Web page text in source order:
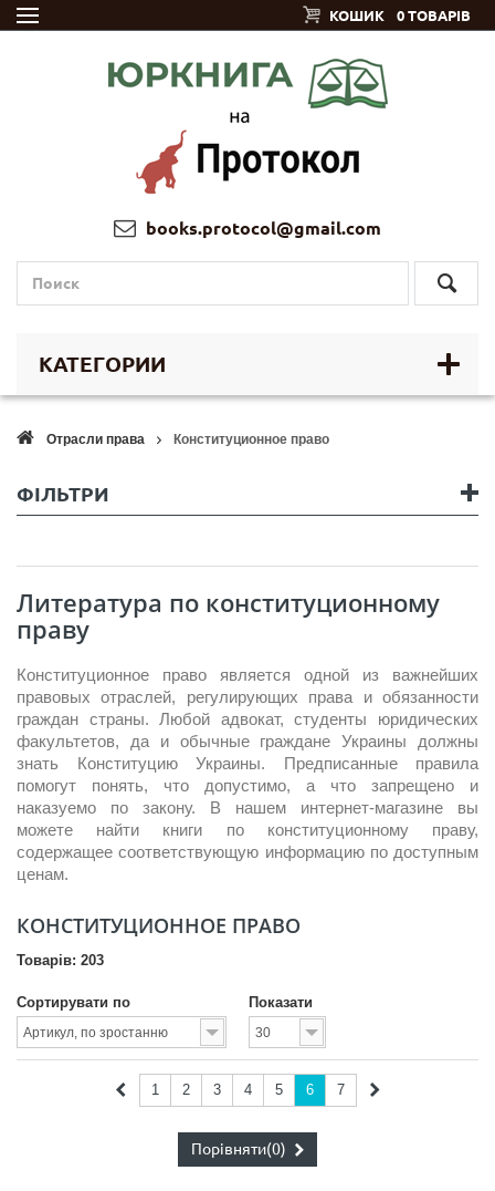
КОШИК 0 ТОВАРІВ
books.protocol@gmail.com
КАТЕГОРИИ
Отрасли права Конституционное право
ФІЛЬТРИ
Литература по конституционному
праву
Конституционное право является одной из важнейших
правовых отраслей, регулирующих права и обязанности
граждан страны. Любой адвокат, студенты юридических
факультетов, да и обычные граждане Украины должны
знать Конституцию Украины. Предписанные правила
помогут понять, что допустимо, а что запрещено и
наказуемо по закону. В нашем интернет-магазине вы
можете найти книги по конституционному праву,
содержащее соответствующую информацию по доступным
ценам.
КОНСТИТУЦИОННОЕ ПРАВО
Товарів: 203
Сортирувати по Показати
1 2 3 4 5 6 7
Порівняти(0)